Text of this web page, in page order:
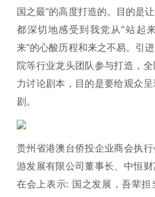
国之最”的高度打造的。目的是
都深切地感受到我党从“站起
来”的心酸历程和来之不易。引
院等行业龙头团队参与打造，
力讨论剧本，目的是要给观众
剧。
贵州省港澳台侨投企业商会执
游发展有限公司董事长、中恒
在会上表示: 国之发展，吾辈